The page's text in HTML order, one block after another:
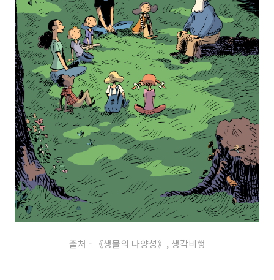
출처 - 《생물의 다양성》, 생각비행